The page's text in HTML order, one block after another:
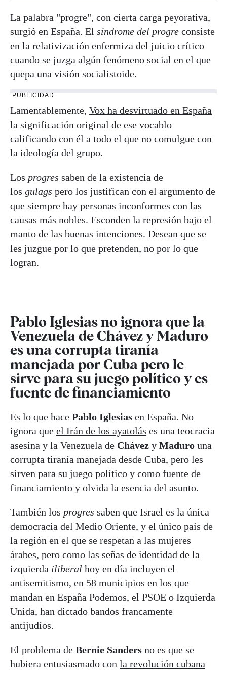
La palabra "progre", con cierta carga peyorativa,
surgió en España. El síndrome del progre consiste
en la relativización enfermiza del juicio crítico
cuando se juzga algún fenómeno social en el que
quepa una visión socialistoide.
PUBLICIDAD
Lamentablemente, Vox ha desvirtuado en España
la significación original de ese vocablo
calificando con él a todo el que no comulgue con
la ideología del grupo.
Los progres saben de la existencia de
los gulags pero los justifican con el argumento de
que siempre hay personas inconformes con las
causas más nobles. Esconden la represión bajo el
manto de las buenas intenciones. Desean que se
les juzgue por lo que pretenden, no por lo que
logran.
Pablo Iglesias no ignora que la
Venezuela de Chávez y Maduro
es una corrupta tiranía
manejada por Cuba pero le
sirve para su juego político y es
fuente de financiamiento
Es lo que hace Pablo Iglesias en España. No
ignora que el Irán de los ayatolás es una teocracia
asesina y la Venezuela de Chávez y Maduro una
corrupta tiranía manejada desde Cuba, pero les
sirven para su juego político y como fuente de
financiamiento y olvida la esencia del asunto.
También los progres saben que Israel es la única
democracia del Medio Oriente, y el único país de
la región en el que se respetan a las mujeres
árabes, pero como las señas de identidad de la
izquierda iliberal hoy en día incluyen el
antisemitismo, en 58 municipios en los que
mandan en España Podemos, el PSOE o Izquierda
Unida, han dictado bandos francamente
antijudíos.
El problema de Bernie Sanders no es que se
hubiera entusiasmado con la revolución cubana